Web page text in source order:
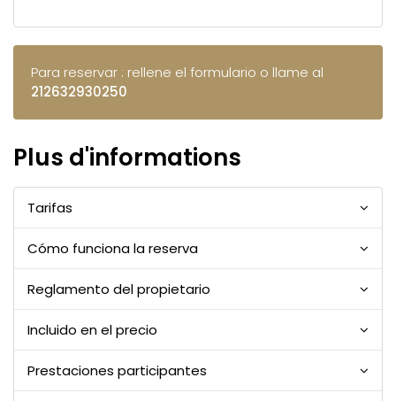
Para reservar : rellene el formulario o llame al
212632930250
Plus d'informations
Tarifas
Cómo funciona la reserva
Reglamento del propietario
Incluido en el precio
Prestaciones participantes